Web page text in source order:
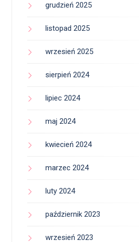
grudzień 2025
listopad 2025
wrzesień 2025
sierpień 2024
lipiec 2024
maj 2024
kwiecień 2024
marzec 2024
luty 2024
październik 2023
wrzesień 2023